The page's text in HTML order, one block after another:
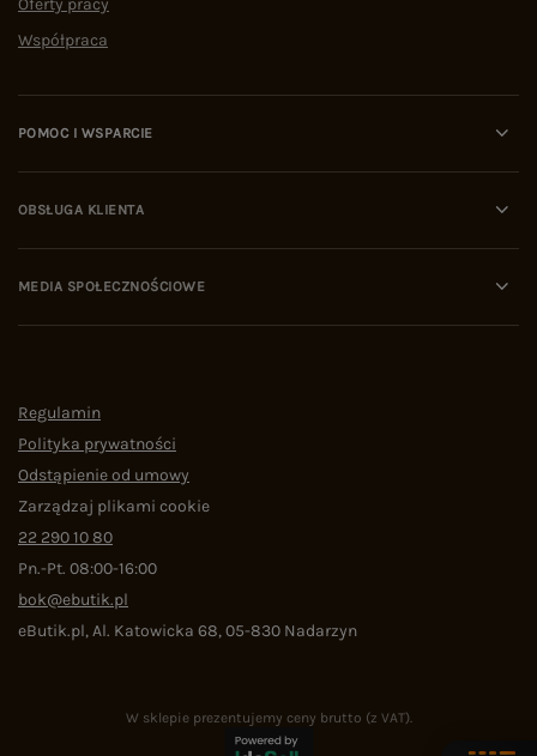
Współpraca
POMOC I WSPARCIE
OBSŁUGA KLIENTA
MEDIA SPOŁECZNOŚCIOWE
Regulamin
Polityka prywatności
Odstąpienie od umowy
Zarządzaj plikami cookie
22 290 10 80
Pn.-Pt. 08:00-16:00
bok@ebutik.pl
eButik.pl,Al. Katowicka 68,05-830 Nadarzyn
W sklepie prezentujemy ceny brutto (z VAT).